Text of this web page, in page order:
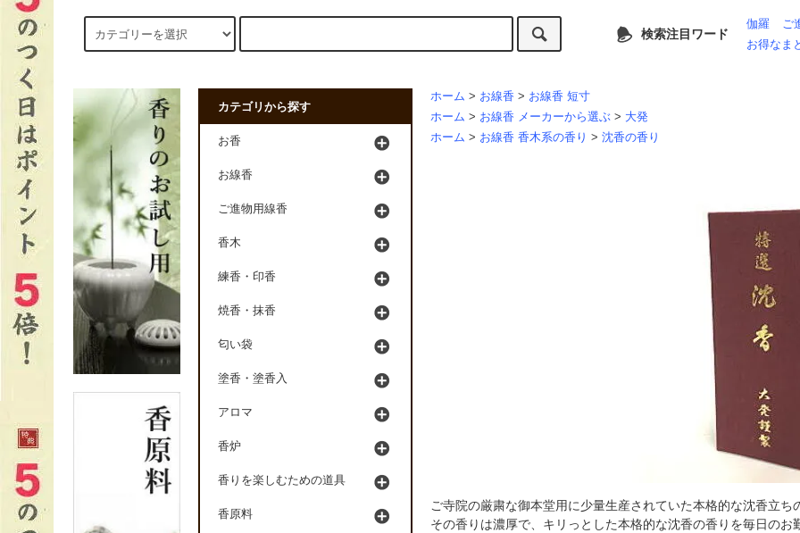
検索注目ワード
伽羅 ご
お得なま
ホーム > お線香 > お線香 短寸
ホーム > お線香 メーカーから選ぶ > 大発
ホーム > お線香 香木系の香り > 沈香の香り
ご寺院の厳粛な御本堂用に少量生産されていた本格的な沈香立ち
その香りは濃厚で、キリっとした本格的な沈香の香りを毎日のお
カテゴリから探す
お香
お線香
ご進物用線香
香木
練香・印香
焼香・抹香
匂い袋
塗香・塗香入
アロマ
香炉
香りを楽しむための道具
香原料